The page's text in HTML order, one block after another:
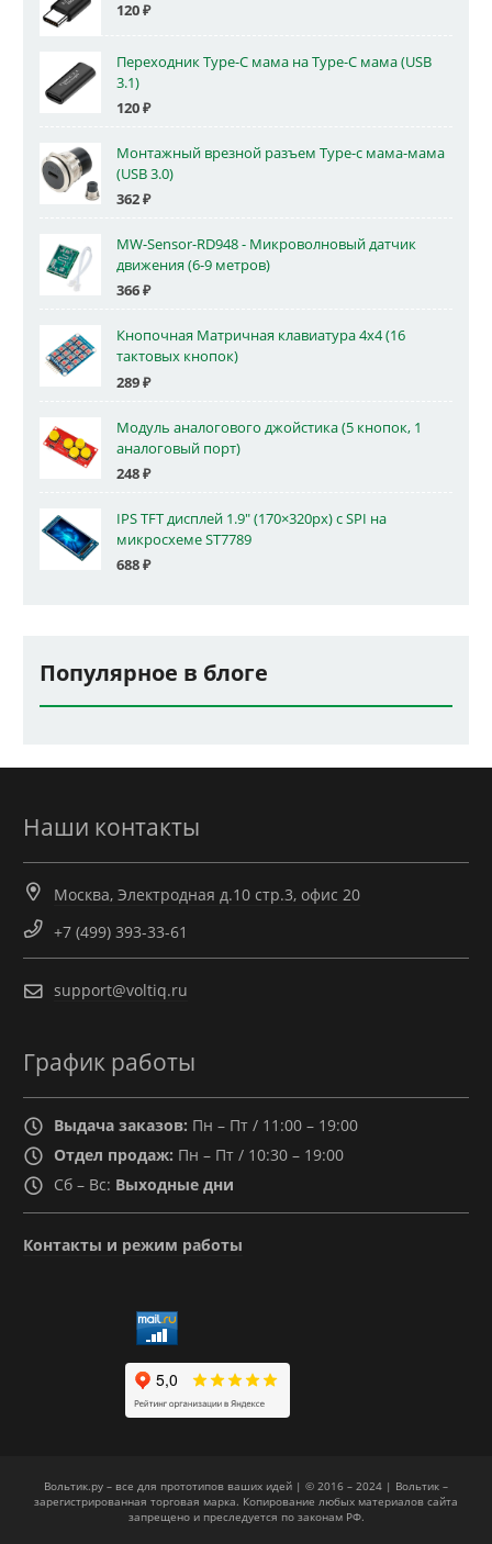
120₽
Переходник Type-C мама на Type-C мама (USB
3.1)
120₽
Монтажный врезной разъем Type-c мама-мама
(USB 3.0)
362₽
MW-Sensor-RD948 - Микроволновый датчик
движения (6-9 метров)
366₽
Кнопочная Матричная клавиатура 4x4 (16
тактовых кнопок)
289₽
Модуль аналогового джойстика (5 кнопок, 1
аналоговый порт)
248₽
IPS TFT дисплей 1.9" (170×320px) с SPI на
микросхеме ST7789
688₽
Популярное в блоге
Наши контакты
Москва, Электродная д.10 стр.3, офис 20
+7 (499) 393-33-61
support@voltiq.ru
График работы
Выдача заказов: Пн – Пт / 11:00 – 19:00
Отдел продаж: Пн – Пт / 10:30 – 19:00
Сб – Вс: Выходные дни
Контакты и режим работы
Вольтик.ру – все для прототипов ваших идей | © 2016 – 2024 | Вольтик –
зарегистрированная торговая марка. Копирование любых материалов сайта
запрещено и преследуется по законам РФ.